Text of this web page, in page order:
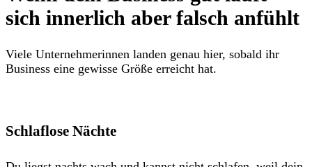
sich innerlich aber falsch anfühlt
Viele Unternehmerinnen landen genau hier, sobald ihr
Business eine gewisse Größe erreicht hat.
Schlaflose Nächte